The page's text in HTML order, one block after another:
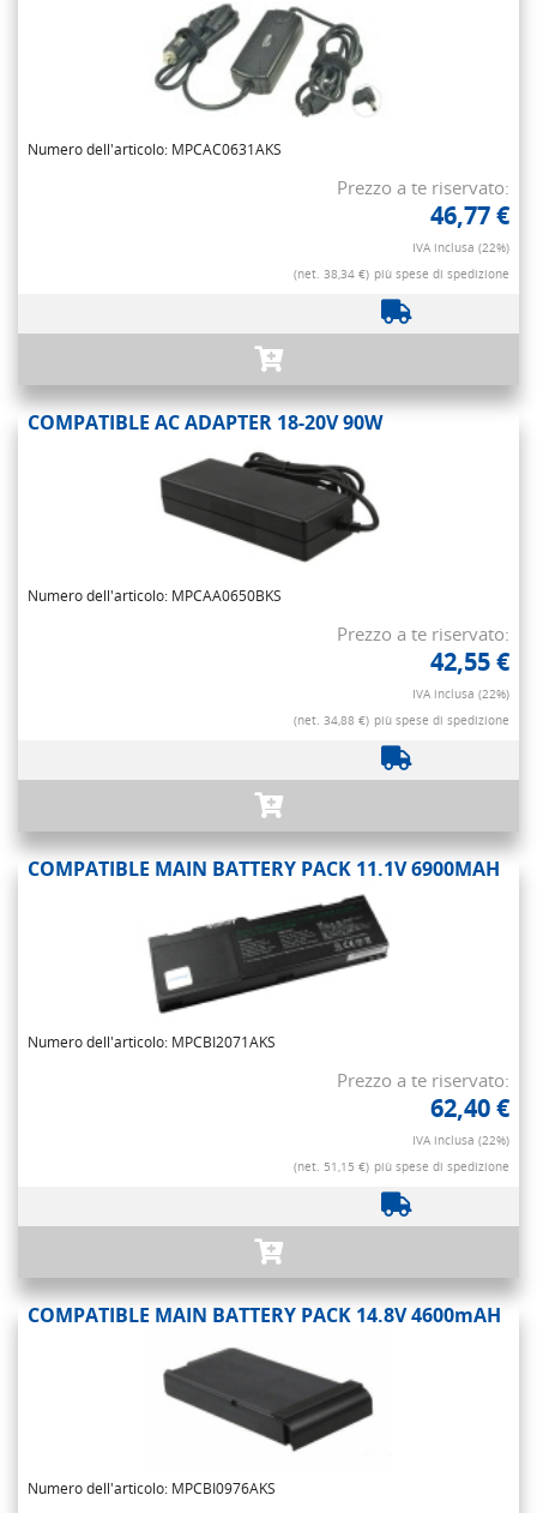
Numero dell'articolo: MPCAC0631AKS
Prezzo a te riservato:
46,77 €
IVA inclusa (22%)
(net. 38,34 €) più spese di spedizione
COMPATIBLE AC ADAPTER 18-20V 90W
Numero dell'articolo: MPCAA0650BKS
Prezzo a te riservato:
42,55 €
IVA inclusa (22%)
(net. 34,88 €) più spese di spedizione
COMPATIBLE MAIN BATTERY PACK 11.1V 6900MAH
Numero dell'articolo: MPCBI2071AKS
Prezzo a te riservato:
62,40 €
IVA inclusa (22%)
(net. 51,15 €) più spese di spedizione
COMPATIBLE MAIN BATTERY PACK 14.8V 4600mAH
Numero dell'articolo: MPCBI0976AKS